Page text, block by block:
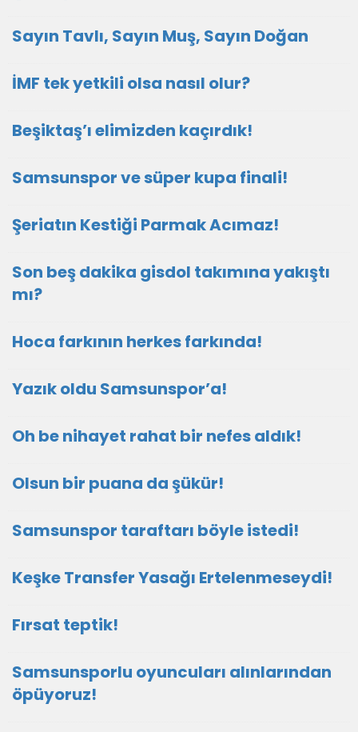
Sayın Tavlı, Sayın Muş, Sayın Doğan
İMF tek yetkili olsa nasıl olur?
Beşiktaş’ı elimizden kaçırdık!
Samsunspor ve süper kupa finali!
Şeriatın Kestiği Parmak Acımaz!
Son beş dakika gisdol takımına yakıştı
mı?
Hoca farkının herkes farkında!
Yazık oldu Samsunspor’a!
Oh be nihayet rahat bir nefes aldık!
Olsun bir puana da şükür!
Samsunspor taraftarı böyle istedi!
Keşke Transfer Yasağı Ertelenmeseydi!
Fırsat teptik!
Samsunsporlu oyuncuları alınlarından
öpüyoruz!